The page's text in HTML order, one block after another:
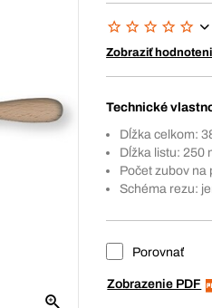
Zobraziť
Technické
Dĺžka celkom:
Dĺžka listu: 250
Počet zubov na
Schéma rezu:
Porovnať
Zobrazenie PDF